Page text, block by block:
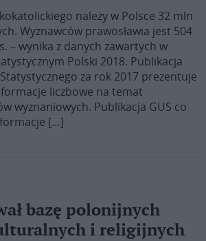
należy w Polsce 32 mln
Wyznawców prawosławia jest 504
– wynika z danych zawartych w
Polski 2018. Publikacja
za rok 2017 prezentuje
liczbowe na temat
wyznaniowych. Publikacja GUS co
[…]
bazę polonijnych
i religijnych